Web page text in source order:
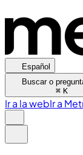
Español
Buscar o
⌘ K
Ir a la webIr a